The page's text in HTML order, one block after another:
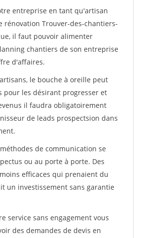
entreprise en tant qu'artisan
rénovation Trouver-des-chantiers-
il faut pouvoir alimenter
chantiers de son entreprise
d'affaires.
le bouche à oreille peut
pour les désirant progresser et
il faudra obligatoirement
de leads prospectsion dans
de communication se
ou au porte à porte. Des
efficaces qui prenaient du
un investissement sans garantie
service sans engagement vous
des demandes de devis en